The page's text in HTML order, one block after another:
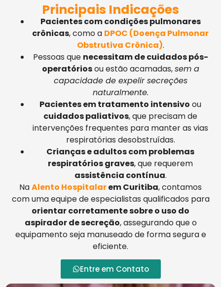
Principais Indicações
Pacientes com condições pulmonares
crônicas, como a DPOC (Doença Pulmonar
Obstrutiva Crônica).
Pessoas que necessitam de cuidados pós-
operatóriosou estão acamadas,sem a
capacidade de expelir secreções
naturalmente.
Pacientes em tratamento intensivo ou
cuidados paliativos, que precisam de
intervenções frequentes para manter as vias
respiratórias desobstruídas.
Crianças e adultos com problemas
respiratórios graves, que requerem
assistência contínua.
NaAlento Hospitalarem Curitiba, contamos
com uma equipe de especialistas qualificados para
orientar corretamente sobre o uso do
aspirador de secreção, assegurando que o
equipamento seja manuseado de forma segura e
eficiente.
Entre em Contato